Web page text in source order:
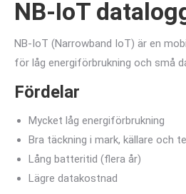
NB-IoT
NB-IoT (Narrowband IoT) är en
för låg energiförbrukning och små
Fördelar
Mycket låg energiförbrukning
Bra täckning i mark, källare och
Lång batteritid (flera år)
Lägre datakostnad